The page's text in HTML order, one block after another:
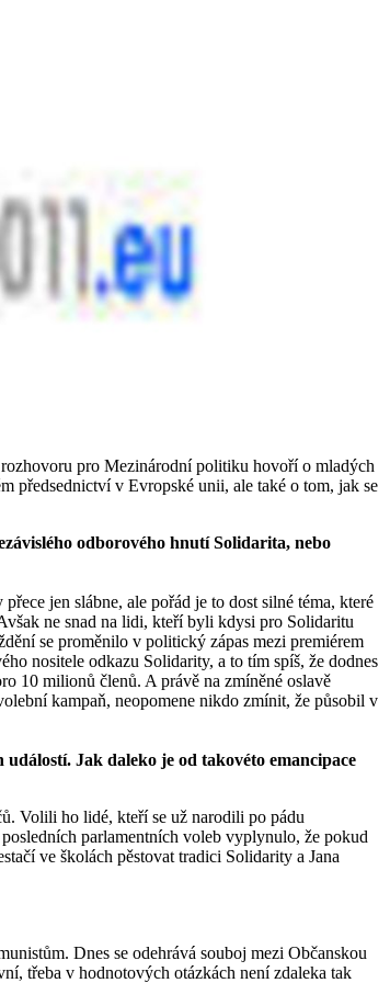
pro Mezinárodní politiku hovoří o mladých
předsednictví v Evropské unii, ale také o tom, jak se
odborového hnutí Solidarita, nebo
jen slábne, ale pořád je to dost silné téma, které
ne snad na lidi, kteří byli kdysi pro Solidaritu
se proměnilo v politický zápas mezi premiérem
nositele odkazu Solidarity, a to tím spíš, že dodnes
10 milionů členů. A právě na zmíněné oslavě
kampaň, neopomene nikdo zmínit, že působil v
událostí. Jak daleko je od takovéto emancipace
Volili ho lidé, kteří se už narodili po pádu
parlamentních voleb vyplynulo, že pokud
ve školách pěstovat tradici Solidarity a Jana
Dnes se odehrává souboj mezi Občanskou
třeba v hodnotových otázkách není zdaleka tak